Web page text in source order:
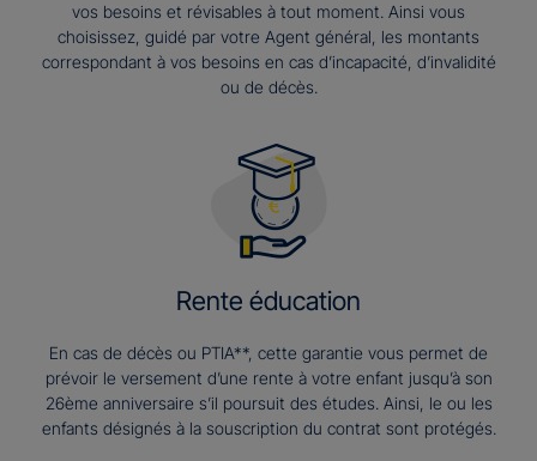
vos besoins et révisables à tout moment. Ainsi vous
choisissez, guidé par votre Agent général, les montants
correspondant à vos besoins en cas d’incapacité, d’invalidité
ou de décès.
Rente éducation
En cas de décès ou PTIA**, cette garantie vous permet de
prévoir le versement d’une rente à votre enfant jusqu’à son
26ème anniversaire s’il poursuit des études. Ainsi, le ou les
enfants désignés à la souscription du contrat sont protégés.